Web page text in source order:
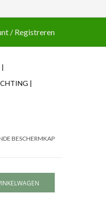
/ Registreren
|
|
BESCHERMKAP
mogelijk